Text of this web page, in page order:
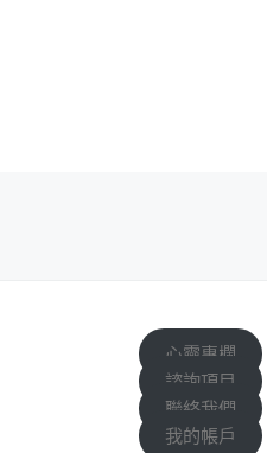
心靈專欄
諮詢項目
聯絡我們
我的帳戶